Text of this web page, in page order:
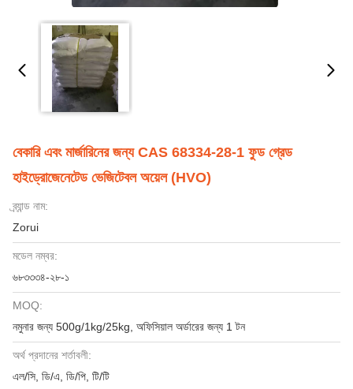
বেকারি এবং মার্জারিনের জন্য CAS 68334-28-1 ফুড গ্রেড
হাইড্রোজেনেটেড ভেজিটেবল অয়েল (HVO)
ব্র্যান্ড নাম:
Zorui
মডেল নম্বর:
৬৮৩৩৩৪-২৮-১
MOQ:
নমুনার জন্য 500g/1kg/25kg, অফিসিয়াল অর্ডারের জন্য 1 টন
অর্থ প্রদানের শর্তাবলী:
এল/সি, ডি/এ, ডি/পি, টি/টি